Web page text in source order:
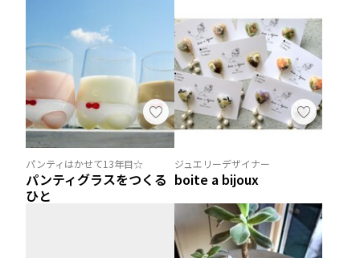
パンティはかせて13年目☆
パンティグラスをつくる
ひと
ジュエリーデザイナー
boite a bijoux